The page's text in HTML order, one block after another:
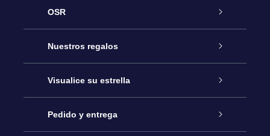
OSR
Atención
Contáctanos
Blog
Nuestros regalos
Regalo Estrella Online
Paquete de Regalo OSR
Visualice su estrella
Registro estelar
Pedido y entrega